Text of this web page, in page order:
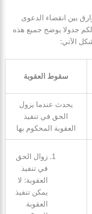
بين انقضاء الدعوى
جدولا يوضح جميع هذه
الآتي:
سقوط العقوبة
يحدث عندما يزول
الحق في تنفيذ
العقوبة المحكوم بها
زوال الحق
في تنفيذ
العقوبة: لا
يمكن تنفيذ
العقوبة